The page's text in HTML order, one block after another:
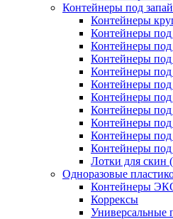
Контейнеры под
Контейнеры
Контейнеры под
Контейнеры под
Контейнеры под
Контейнеры под
Контейнеры под
Контейнеры под
Контейнеры под
Контейнеры под
Контейнеры под
Контейнеры под
Лотки для скин
Одноразовые
Контейнеры
Коррексы
Универсальные